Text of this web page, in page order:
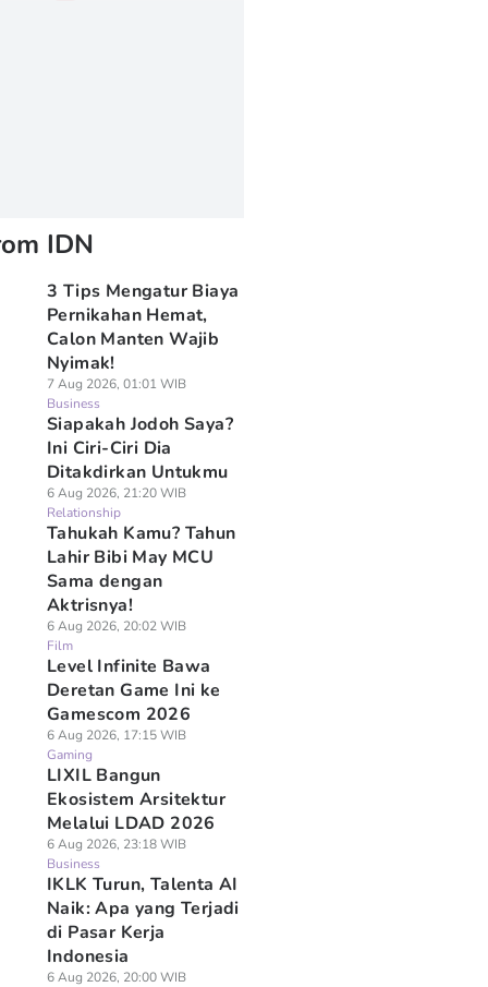
IDN
3 Tips Mengatur Biaya
Pernikahan Hemat,
Calon Manten Wajib
Nyimak!
7 Aug 2026, 01:01 WIB
Business
Siapakah Jodoh Saya?
Ini Ciri-Ciri Dia
Ditakdirkan Untukmu
6 Aug 2026, 21:20 WIB
Relationship
Tahukah Kamu? Tahun
Lahir Bibi May MCU
Sama dengan
Aktrisnya!
6 Aug 2026, 20:02 WIB
Film
Level Infinite Bawa
Deretan Game Ini ke
Gamescom 2026
6 Aug 2026, 17:15 WIB
Gaming
LIXIL Bangun
Ekosistem Arsitektur
Melalui LDAD 2026
6 Aug 2026, 23:18 WIB
Business
IKLK Turun, Talenta AI
Naik: Apa yang Terjadi
di Pasar Kerja
Indonesia
6 Aug 2026, 20:00 WIB